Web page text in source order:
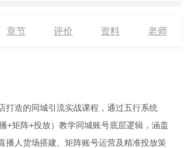
章节 评价 资料 老师
打造的同城引流实战课程，通过五行系统
+矩阵+投放）教学同城账号底层逻辑，涵盖
播人货场搭建、矩阵账号运营及精准投放策